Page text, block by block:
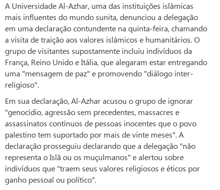
A Universidade Al-Azhar, uma das instituições islâmicas
mais influentes do mundo sunita, denunciou a delegação
em uma declaração contundente na quinta-feira, chamando
a visita de traição aos valores islâmicos e humanitários. O
grupo de visitantes supostamente incluiu indivíduos da
França, Reino Unido e Itália, que alegaram estar entregando
uma "mensagem de paz" e promovendo "diálogo inter-
religioso".
Em sua declaração, Al-Azhar acusou o grupo de ignorar
"genocídio, agressão sem precedentes, massacres e
assassinatos contínuos de pessoas inocentes que o povo
palestino tem suportado por mais de vinte meses". A
declaração prosseguiu declarando que a delegação "não
representa o Islã ou os muçulmanos" e alertou sobre
indivíduos que "traem seus valores religiosos e éticos por
ganho pessoal ou político".